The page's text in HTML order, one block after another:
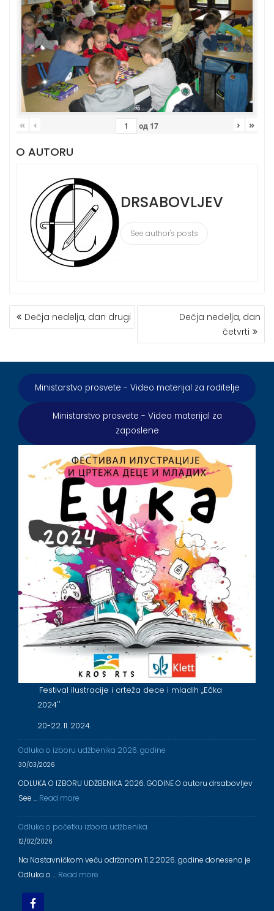
« ‹ од 17 › »
O AUTORU
DRSABOVLJEV
See author's posts
КРЕТАЊЕ
ЧЛАНКА
Dečja nedelja, dan drugi
Dečja nedelja, dan
četvrti
Ministarstvo prosvete - Video materijal za roditelje
Ministarstvo prosvete - Video materijal za
zaposlene
Festival ilustracije i crteža dece i mladih ,,Ečka
2024''
20-22. 11. 2024.
Odluka o izboru udžbenika 2026. godine
30/03/2026
ODLUKA O IZBORU UDŽBENIKA 2026. GODINE O autoru drsabovljev
See … Read more
Odluka o početku izbora udžbenika
12/02/2026
Na Nastavničkom veću održanom 11.2.2026. godine donesena je
Odluka o … Read more